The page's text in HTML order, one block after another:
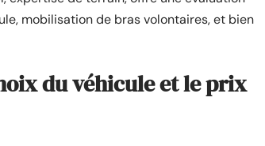
mobilisation de bras volontaires, et bien
du véhicule et le prix